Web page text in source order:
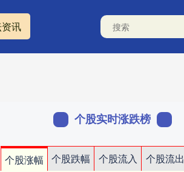
资讯
个股实时涨跌榜
个股涨幅 个股跌幅 个股流入 个股流出